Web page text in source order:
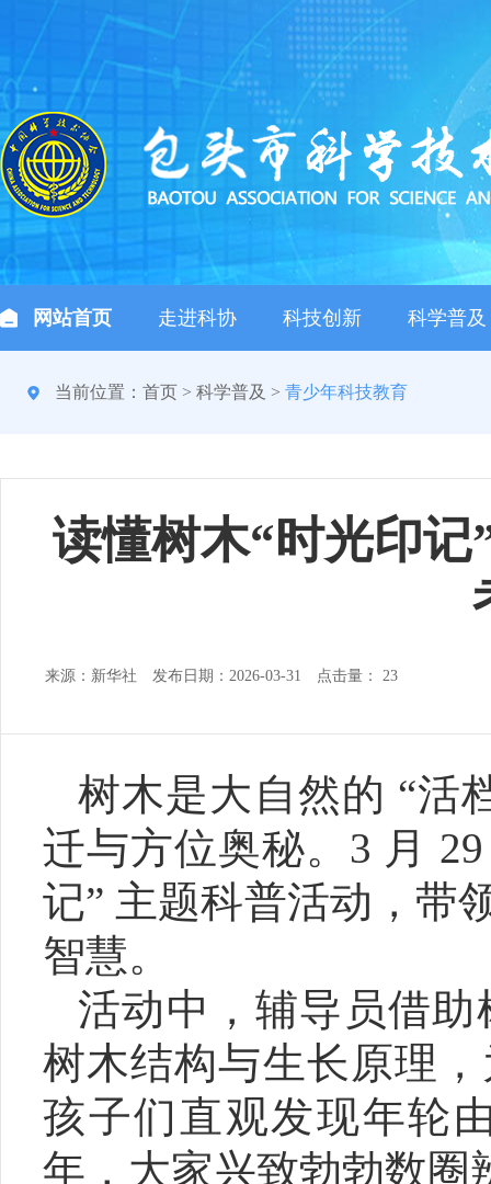
网站首页 走进科协 科技创新 科学普及
当前位置： 首页 > 科学普及 > 青少年科技教育
读懂树木“时光印
来源：新华社 发布日期：2026-03-31 点击量： 23
树木是大自然的 “活
迁与方位奥秘。3 月
记” 主题科普活动，带
智慧。
活动中，辅导员借助
树木结构与生长原理
孩子们直观发现年轮
年，大家兴致勃勃数圈